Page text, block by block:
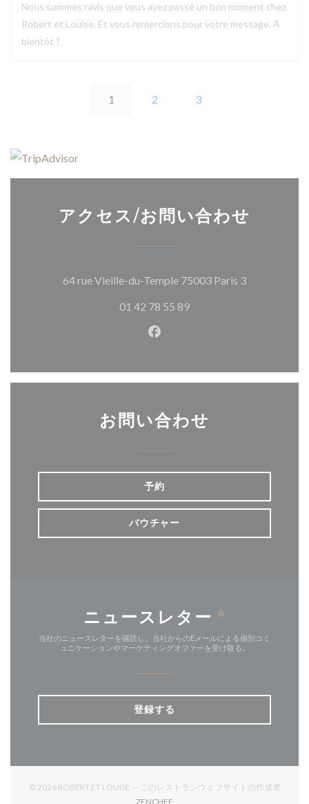
Nous sommes ravis que vous ayez passé un bon moment chez
Robert et Louise, Et vous remercions pour votre message. A
bientôt ?
1 2 3
アクセス/お問い合わせ
64 rue Vieille-du-Temple 75003 Paris 3((新しいウ
01 42 78 55 89
Facebook ((新しいウィン
お問い合わせ
予約
バウチャー
ニュースレター *
当社のニュースレターを購読し、当社からのEメールによる個別コミ
ュニケーションやマーケティングオファーを受け取る。
登録する
© 2026 ROBERT ET LOUISE — このレストランウェブサイトの作成者
ZENCHEF